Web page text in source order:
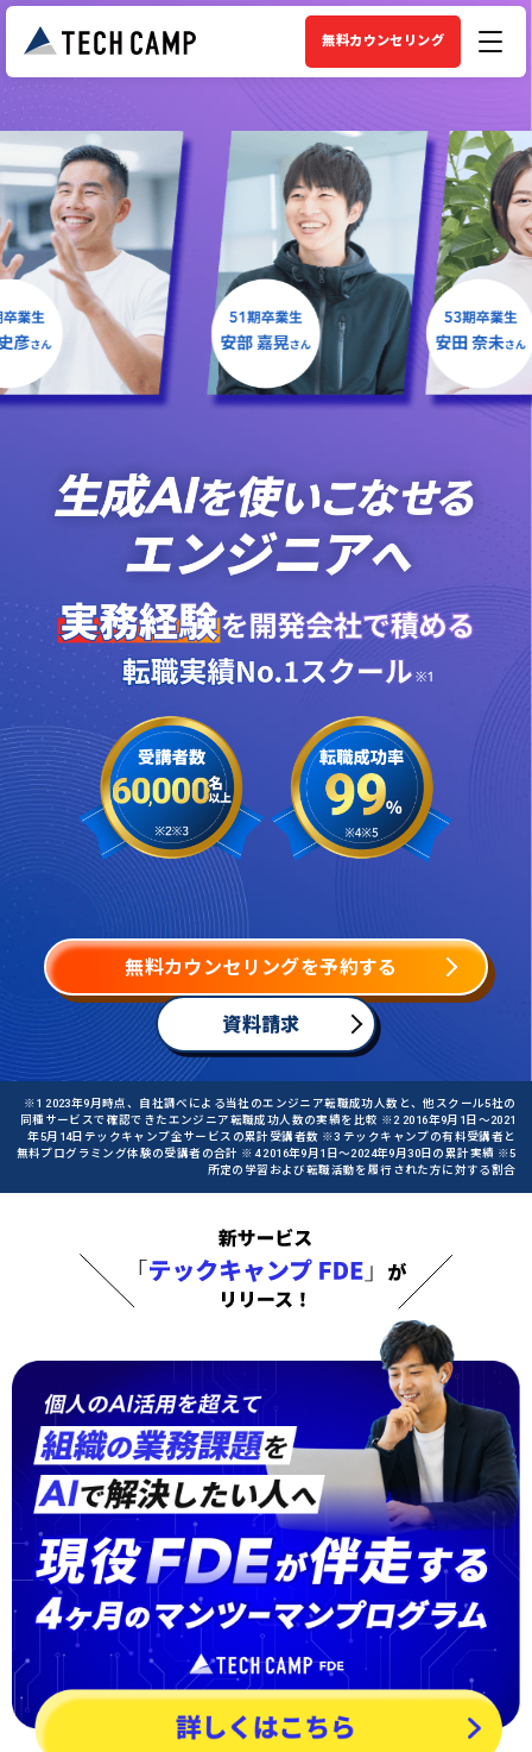
無料カウンセリング
無料カウンセリングを予約する
資料請求
※1 2023年9月時点、自社調べによる当社のエンジニア転職成功人数と、他スクール5社の
同種サービスで確認できたエンジニア転職成功人数の実績を比較 ※2 2016年9月1日〜2021
年5月14日テックキャンプ全サービスの累計受講者数 ※3 テックキャンプの有料受講者と
無料プログラミング体験の受講者の合計 ※4 2016年9月1日〜2024年9月30日の累計実績 ※5
所定の学習および転職活動を履行された方に対する割合